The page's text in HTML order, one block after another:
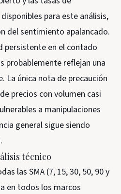
para este análisis,
del sentimiento apalancado.
persistente en el contado
probablemente reflejan una
La única nota de precaución
precios con volumen casi
a manipulaciones
general sigue siendo
técnico
las SMA (7, 15, 30, 50, 90 y
en todos los marcos